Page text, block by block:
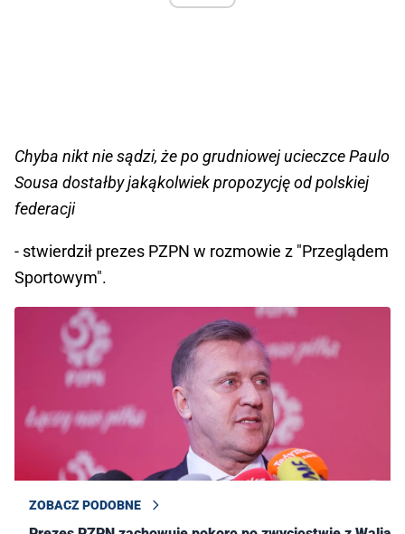
Chyba nikt nie sądzi, że po grudniowej ucieczce Paulo
Sousa dostałby jakąkolwiek propozycję od polskiej
federacji
- stwierdził prezes PZPN w rozmowie z "Przeglądem
Sportowym".
ZOBACZ PODOBNE